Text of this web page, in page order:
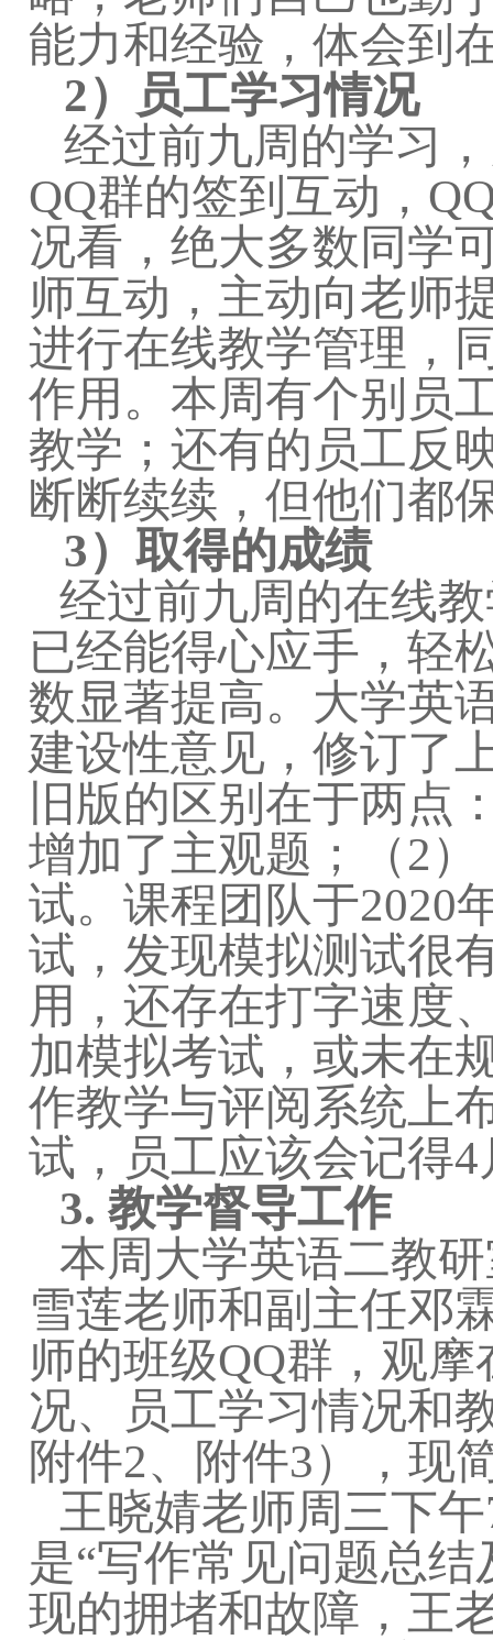
能力和经验，体会到
2）员工学习情况
经过前九周的学习
QQ群的签到互动，
况看，绝大多数同学
师互动，主动向老师
进行在线教学管理，
作用。本周有个别员
教学；还有的员工反
断断续续，但他们都
3）取得的成绩
经过前九周的在线
已经能得心应手，轻
数显著提高。大学英
建设性意见，修订了
旧版的区别在于两点
增加了主观题；（2
试。课程团队于2020
试，发现模拟测试很
用，还存在打字速度
加模拟考试，或未在
作教学与评阅系统上
试，员工应该会记得
3.教学督导工作
本周大学英语二教
雪莲老师和副主任邓
师的班级QQ群，观
况、员工学习情况和
附件2、附件3），现
王晓婧老师周三下
是“写作常见问题总
现的拥堵和故障，王